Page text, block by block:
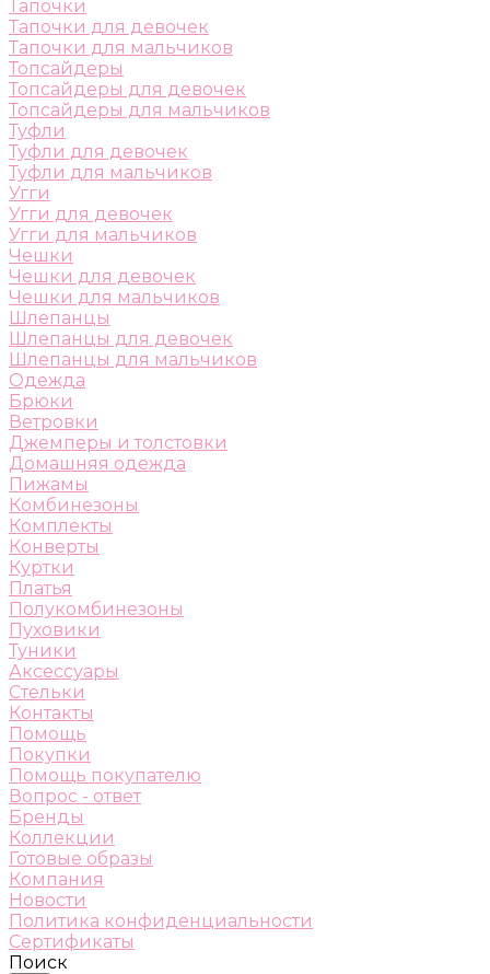
Тапочки
Тапочки для девочек
Тапочки для мальчиков
Топсайдеры
Топсайдеры для девочек
Топсайдеры для мальчиков
Туфли
Туфли для девочек
Туфли для мальчиков
Угги
Угги для девочек
Угги для мальчиков
Чешки
Чешки для девочек
Чешки для мальчиков
Шлепанцы
Шлепанцы для девочек
Шлепанцы для мальчиков
Одежда
Брюки
Ветровки
Джемперы и толстовки
Домашняя одежда
Пижамы
Комбинезоны
Комплекты
Конверты
Куртки
Платья
Полукомбинезоны
Пуховики
Туники
Аксессуары
Стельки
Контакты
Помощь
Покупки
Помощь покупателю
Вопрос - ответ
Бренды
Коллекции
Готовые образы
Компания
Новости
Политика конфиденциальности
Сертификаты
Поиск